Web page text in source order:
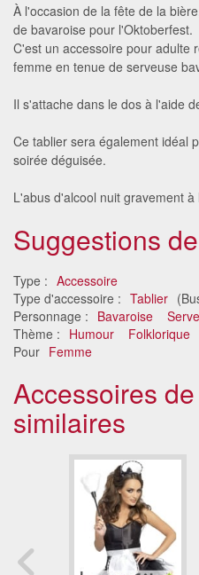
À l'occasion de la fête de la
de bavaroise pour l'Oktoberfest.
C'est un accessoire pour adulte
femme en tenue de serveuse
Il s'attache dans le dos à l'aide
Ce tablier sera également idéal
soirée déguisée.
L'abus d'alcool nuit gravement à
Suggestions
Type : Accessoire
Type d'accessoire : Tablier
Personnage : Bavaroise
Thème : Humour Folklorique
Pour Femme
Accessoires
similaires